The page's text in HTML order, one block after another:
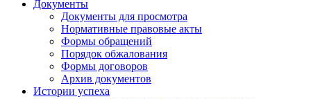
Документы
Документы для просмотра
Нормативные правовые акты
Формы обращений
Порядок обжалования
Формы договоров
Архив документов
Истории успеха